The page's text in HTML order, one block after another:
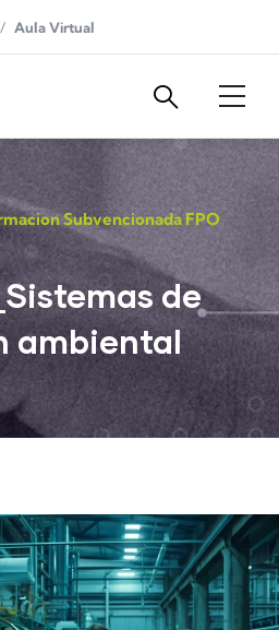
Aula Virtual
Subvencionada FPO
de
ambiental